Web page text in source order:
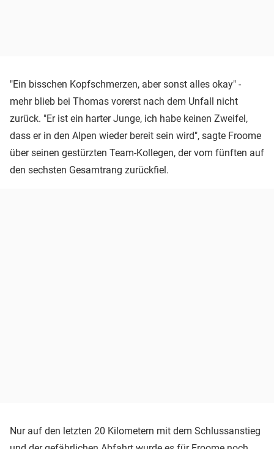
"Ein bisschen Kopfschmerzen, aber sonst alles okay" -
mehr blieb bei Thomas vorerst nach dem Unfall nicht
zurück. "Er ist ein harter Junge, ich habe keinen Zweifel,
dass er in den Alpen wieder bereit sein wird", sagte Froome
über seinen gestürzten Team-Kollegen, der vom fünften auf
den sechsten Gesamtrang zurückfiel.
Nur auf den letzten 20 Kilometern mit dem Schlussanstieg